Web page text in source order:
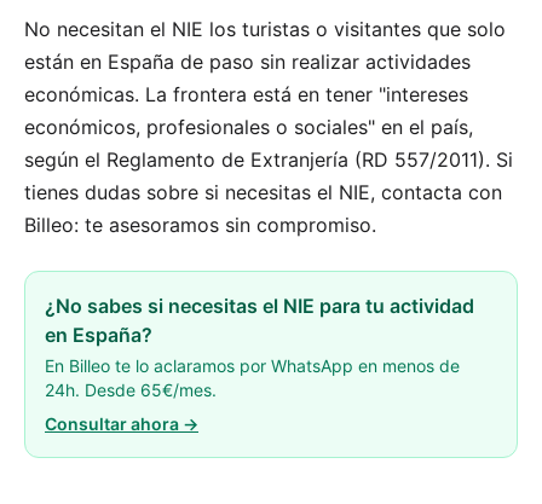
No necesitan el NIE los turistas o visitantes que solo
están en España de paso sin realizar actividades
económicas. La frontera está en tener "intereses
económicos, profesionales o sociales" en el país,
según el Reglamento de Extranjería (RD 557/2011). Si
tienes dudas sobre si necesitas el NIE, contacta con
Billeo: te asesoramos sin compromiso.
¿No sabes si necesitas el NIE para tu actividad
en España?
En Billeo te lo aclaramos por WhatsApp en menos de
24h. Desde 65€/mes.
Consultar ahora →